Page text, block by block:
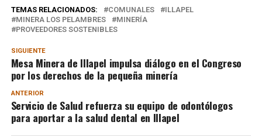
TEMAS RELACIONADOS: COMUNALES
ILLAPEL
MINERA LOS PELAMBRES
MINERÍA
PROVEEDORES SOSTENIBLES
SIGUIENTE
Mesa Minera de Illapel impulsa diálogo en el Congreso
por los derechos de la pequeña minería
ANTERIOR
Servicio de Salud refuerza su equipo de odontólogos
para aportar a la salud dental en Illapel